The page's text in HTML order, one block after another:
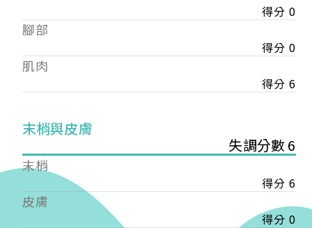
得分 0
腳部
得分 0
肌肉
得分 6
末梢與皮膚
失調分數 6
末梢
得分 6
皮膚
得分 0
【會費】
入會費新臺幣1200元，於會員入會時繳納；常年會
費1200元，於每年度繳納。
入會費新臺幣3000元，於會員入會時繳納；常年會
費3000元，於每年度繳納。
戶名: 社團法人台灣自律神經健康培訓暨發展協會
帳號: 003-03-501566-2
銀行: (013) 國泰世華 南京東路分行